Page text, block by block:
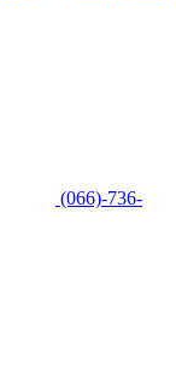
(066)-736-